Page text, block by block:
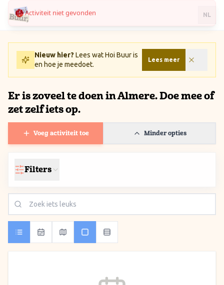
Ga naar inhoud / Skip to content
NL
Nieuw hier? Lees wat Hoi Buur is
en hoe je meedoet.
Lees meer
Er is zoveel te doen in Almere. Doe mee of
zet zelf iets op.
Voeg activiteit toe Minder opties
Filters